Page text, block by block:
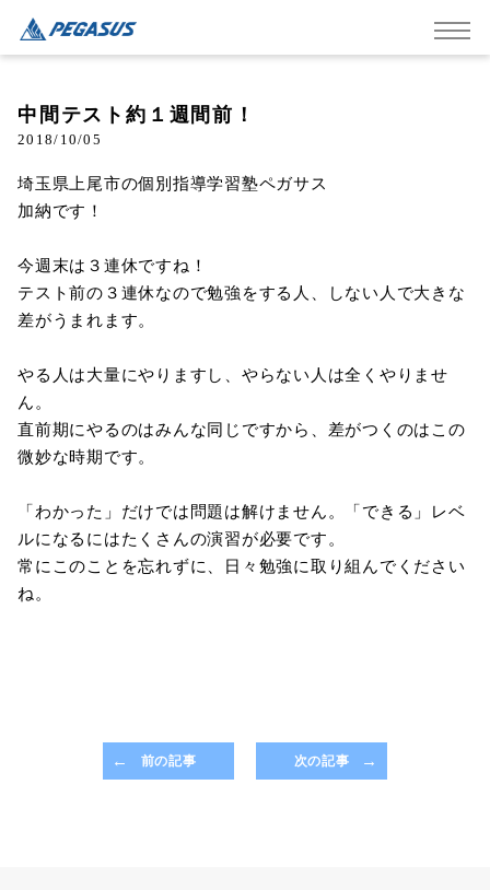
中間テスト約１週間前！
2018/10/05
埼玉県上尾市の個別指導学習塾ペガサス
加納です！
今週末は３連休ですね！
テスト前の３連休なので勉強をする人、しない人で大きな
差がうまれます。
やる人は大量にやりますし、やらない人は全くやりませ
ん。
直前期にやるのはみんな同じですから、差がつくのはこの
微妙な時期です。
「わかった」だけでは問題は解けません。「できる」レベ
ルになるにはたくさんの演習が必要です。
常にこのことを忘れずに、日々勉強に取り組んでください
ね。
前の記事 次の記事